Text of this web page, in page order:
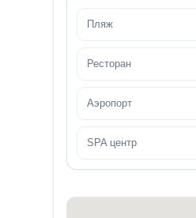
Пляж
Ресторан
Аэропорт
SPA центр